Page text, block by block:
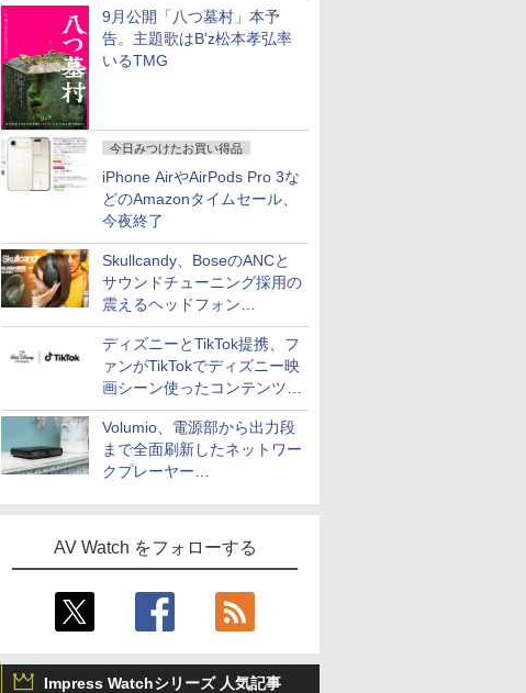
9月公開「八つ墓村」本予
告。主題歌はB'z松本孝弘率
いるTMG
今日みつけたお買い得品
iPhone AirやAirPods Pro 3な
どのAmazonタイムセール、
今夜終了
Skullcandy、BoseのANCと
サウンドチューニング採用の
震えるヘッドフォン
「Crusher 1080 ANC」
ディズニーとTikTok提携、フ
ァンがTikTokでディズニー映
画シーン使ったコンテンツ制
作、Disney+にも配信
Volumio、電源部から出力段
まで全面刷新したネットワー
クプレーヤー
AV Watch をフォローする
Impress Watchシリーズ 人気記事